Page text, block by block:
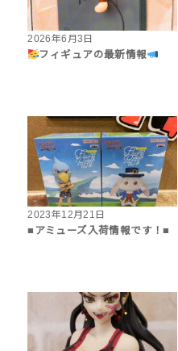
2026年6月3日
フィギュアの最新情報
2023年12月21日
■アミューズ入荷情報です！■